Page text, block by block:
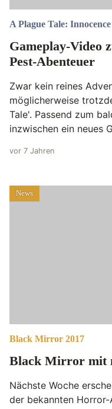
A Plague Tale: Innocence
Gameplay-Video
Pest-Abenteuer
Zwar kein reines
möglicherweise
Tale'. Passend zum
inzwischen ein neues
vor 7 Jahren
News
Black Mirror 2017
Black Mirror mit
Nächste Woche
der bekannten Horror-